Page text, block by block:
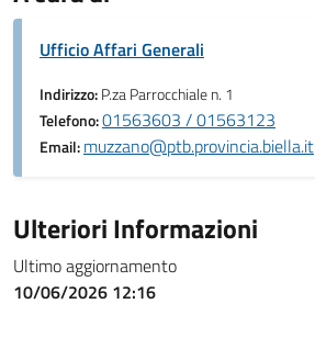
Ufficio Affari Generali
Indirizzo:P.za Parrocchiale n. 1
Telefono:01563603 / 01563123
Email:muzzano@ptb.provincia.biella.it
Ulteriori Informazioni
Ultimo aggiornamento
10/06/2026 12:16